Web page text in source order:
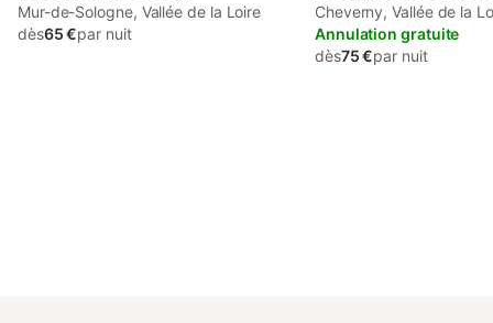
Mur-de-Sologne, Vallée de la Loire
dès65 €par nuit
Jardin
Cheverny, Vallée de la
Annulation gratuite
dès75 €par nuit